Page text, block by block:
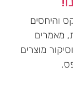
והיחסים
מאמרים
מוצרים